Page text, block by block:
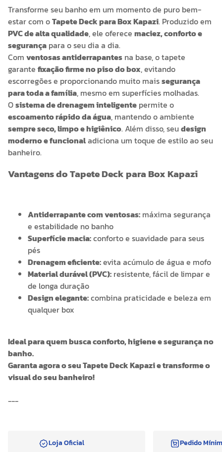
Transforme seu banho em um momento de puro bem-
estar com oTapete Deck para Box Kapazi. Produzido em
PVC de alta qualidade, ele oferece maciez, conforto e
segurança para o seu dia a dia.
Com ventosas antiderrapantes na base, o tapete
garante fixação firme no piso do box, evitando
escorregões e proporcionando muito maissegurança
para toda a família, mesmo em superfícies molhadas.
Osistema de drenagem inteligente permite o
escoamento rápido da água, mantendo o ambiente
sempre seco, limpo e higiênico. Além disso, seudesign
moderno e funcionaladiciona um toque de estilo ao seu
banheiro.
Vantagens do Tapete Deck para Box Kapazi
Antiderrapante com ventosas: máxima segurança
e estabilidade no banho
Superfície macia:conforto e suavidade para seus
pés
Drenagem eficiente:evita acúmulo de água e mofo
Material durável (PVC): resistente, fácil de limpar e
de longa duração
Design elegante:combina praticidade e beleza em
qualquer box
Ideal para quem busca conforto, higiene e segurança no
banho.
Garanta agora o seu Tapete Deck Kapazi e transforme o
visual do seu banheiro!
---
Loja Oficial Pedido